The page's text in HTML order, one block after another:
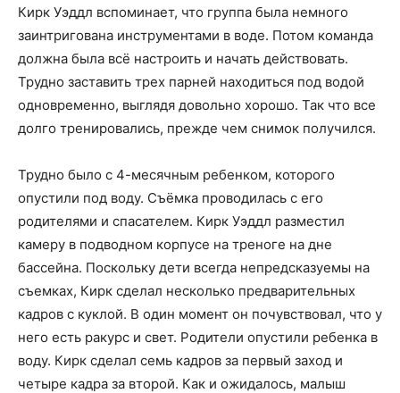
Кирк Уэддл вспоминает, что группа была немного
заинтригована инструментами в воде. Потом команда
должна была всё настроить и начать действовать.
Трудно заставить трех парней находиться под водой
одновременно, выглядя довольно хорошо. Так что все
долго тренировались, прежде чем снимок получился.
Трудно было с 4-месячным ребенком, которого
опустили под воду. Съёмка проводилась с его
родителями и спасателем. Кирк Уэддл разместил
камеру в подводном корпусе на треноге на дне
бассейна. Поскольку дети всегда непредсказуемы на
съемках, Кирк сделал несколько предварительных
кадров с куклой. В один момент он почувствовал, что у
него есть ракурс и свет. Родители опустили ребенка в
воду. Кирк сделал семь кадров за первый заход и
четыре кадра за второй. Как и ожидалось, малыш